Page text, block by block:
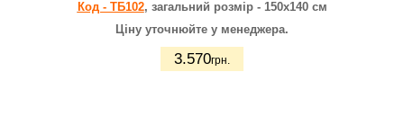
Код - ТБ102, загальний розмір - 150х140 см
Ціну уточнюйте у менеджера.
3.570грн.